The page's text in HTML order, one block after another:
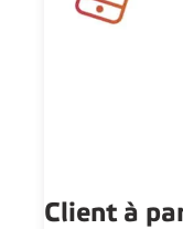
Client à